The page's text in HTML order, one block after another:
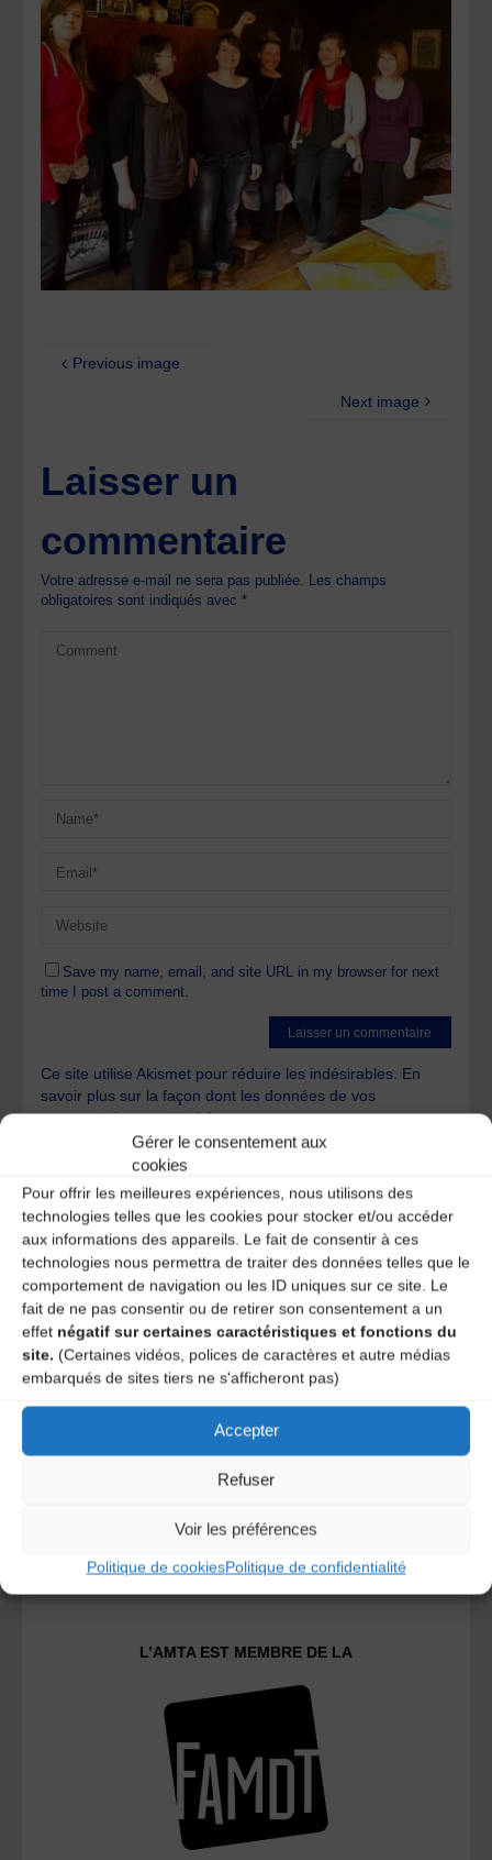
Gérer le consentement aux
cookies
Pour offrir les meilleures expériences, nous utilisons des
technologies telles que les cookies pour stocker et/ou accéder
aux informations des appareils. Le fait de consentir à ces
technologies nous permettra de traiter des données telles que le
comportement de navigation ou les ID uniques sur ce site. Le
fait de ne pas consentir ou de retirer son consentement a un
effet négatif sur certaines caractéristiques et fonctions du
site. (Certaines vidéos, polices de caractères et autre médias
embarqués de sites tiers ne s'afficheront pas)
Accepter
Refuser
Voir les préférences
Politique de cookiesPolitique de confidentialité
Previous image
Next image
Laisser un
commentaire
Votre adresse e-mail ne sera pas publiée.
Les champs
obligatoires sont indiqués avec*
Save my name, email, and site URL in my browser for next
time I post a comment.
Ce site utilise Akismet pour réduire les indésirables. En
savoir plus sur la façon dont les données de vos
commentaires sont traitées.
A DECOUVRIR :
Le distributeur des musiques Trad'
L’AMTA EST MEMBRE DE LA